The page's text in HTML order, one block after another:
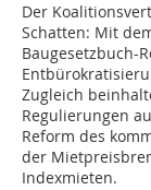
Der
Schatten: Mit
Baugesetzbuch-
Zugleich
Regulierungen
Reform des
der
Indexmieten.